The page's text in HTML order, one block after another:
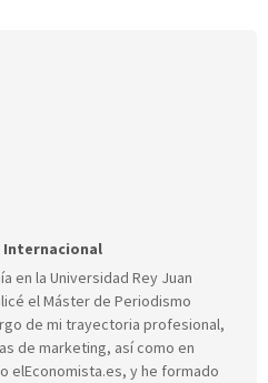
Internacional
en la Universidad Rey Juan
el Máster de Periodismo
de mi trayectoria profesional,
de marketing, así como en
elEconomista.es, y he formado